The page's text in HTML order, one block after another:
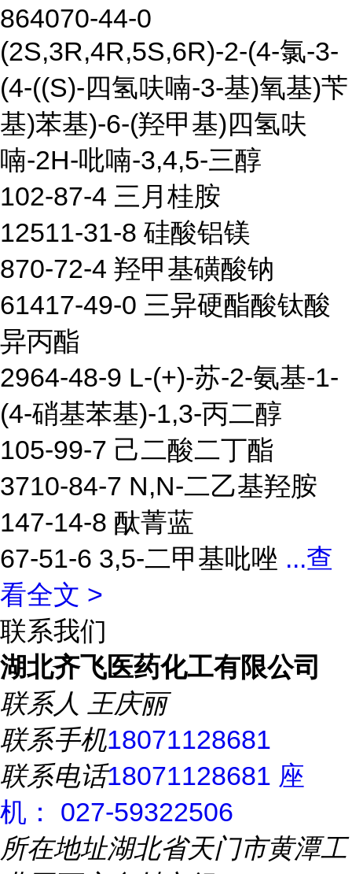
864070-44-0
(2S,3R,4R,5S,6R)-2-(4-氯-3-
(4-((S)-四氢呋喃-3-基)氧基)苄
基)苯基)-6-(羟甲基)四氢呋
喃-2H-吡喃-3,4,5-三醇
102-87-4 三月桂胺
12511-31-8 硅酸铝镁
870-72-4 羟甲基磺酸钠
61417-49-0 三异硬酯酸钛酸
异丙酯
2964-48-9 L-(+)-苏-2-氨基-1-
(4-硝基苯基)-1,3-丙二醇
105-99-7 己二酸二丁酯
3710-84-7 N,N-二乙基羟胺
147-14-8 酞菁蓝
67-51-6 3,5-二甲基吡唑 ...查
看全文 >
联系我们
湖北齐飞医药化工有限公司
联系人 王庆丽
联系手机18071128681
联系电话18071128681 座
机： 027-59322506
所在地址湖北省天门市黄潭工